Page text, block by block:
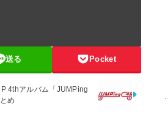
送る Pocket
4thアルバム「JUMPing
め